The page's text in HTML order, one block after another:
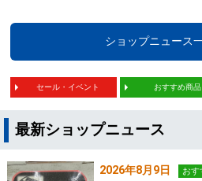
ショップニュース
セール・イベント おすすめ商品
最新ショップニュース
2026年8月9日 おす